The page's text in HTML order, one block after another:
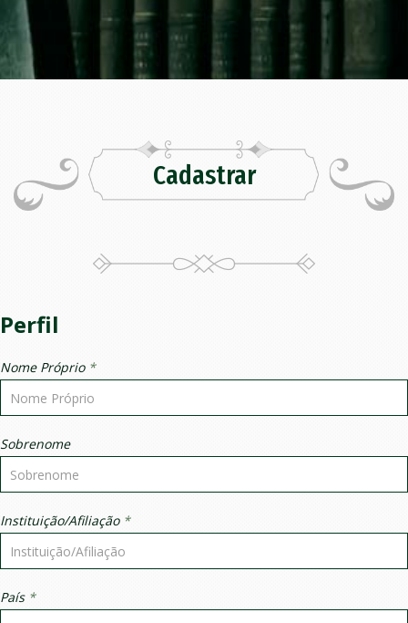
Cadastrar
Perfil
Nome Próprio *
Sobrenome
Instituição/Afiliação *
País *